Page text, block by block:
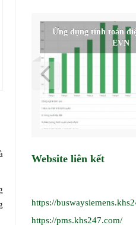
Ứng dụng tính toán
EVN
Website liên kết
https://
https://pms.khs247.com/